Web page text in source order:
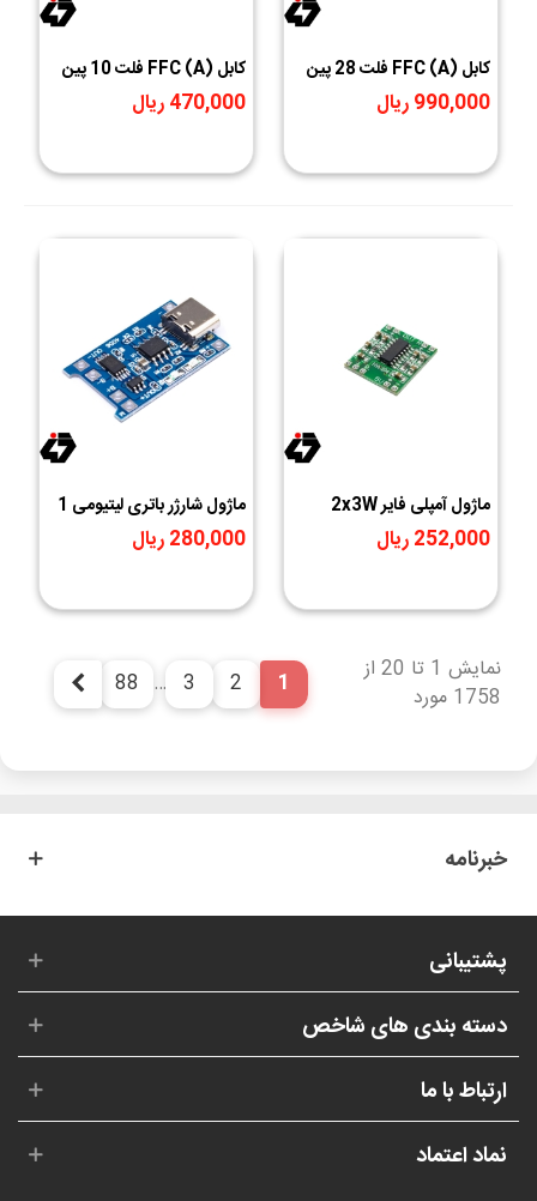
کابل (A) FFC فلت 28 پين
0.5mm طول 25cm
990,000 ریال
کابل (A) FFC فلت 10 پين
1mm طول 14cm
470,000 ریال
ماژول آمپلی فایر 2x3W
کلاس D با تراشه PAM8403
252,000 ریال
ماژول شارژر باتری لیتیومی 1
آمپر TP4056 دارای محافظ
با ورودی USB TYPE-C
280,000 ریال
نمایش 1 تا 20 از
1758 مورد
1
2
3
…
88 بعدی
خبرنامه
پشتیبانی
دسته بندی های شاخص
ارتباط با ما
نماد اعتماد